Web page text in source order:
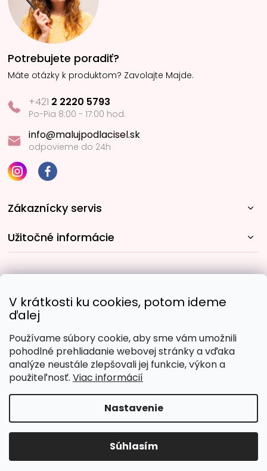
V krátkosti ku cookies, potom ideme
ďalej
Používame súbory cookie, aby sme vám umožnili
pohodlné prehliadanie webovej stránky a vďaka
analýze neustále zlepšovali jej funkcie, výkon a
použiteľnosť. Viac informácií
Nastavenie
Súhlasím
Potrebujete poradiť?
Máte otázky k produktom? Zavolajte Majde.
+421 2 2220 5793
Po-Pia 8:00 - 17:00 hod.
info@malujpodlacisel.sk
odpovieme do 24h
Zákaznícky servis
Užitočné informácie
Obľúbené spôsoby platby:
Copyright 2026Malujpodlacisel.sk. Všetky práva
vyhradené.Upraviť nastavenie cookies